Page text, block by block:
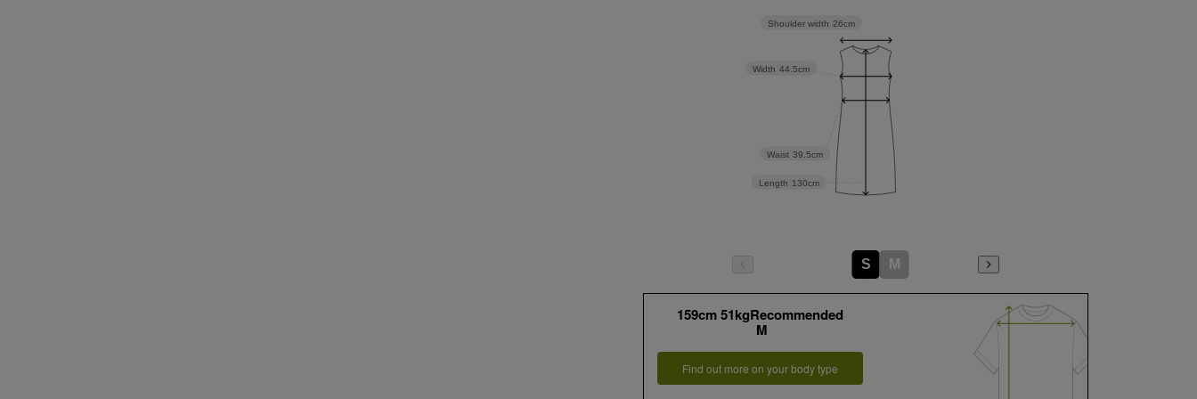
Length 130cm
Waist 39.5cm
Width 44.5cm
Shoulder width 26cm
S M
159cm 51kgRecommended
M
Find out more on your body type